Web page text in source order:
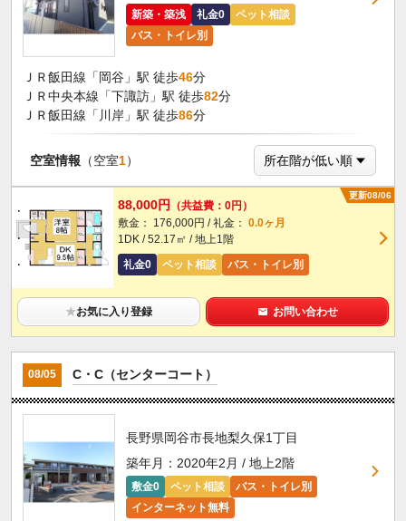
新築・築浅 礼金0
ペット相談
バス・トイレ別
ＪＲ飯田線「岡谷」駅 徒歩46分
ＪＲ中央本線「下諏訪」駅 徒歩82分
ＪＲ飯田線「川岸」駅 徒歩86分
空室情報 （空室1）
更新08/06
88,000円
（共益費：0円）
敷金： 176,000円 / 礼金： 0.0ヶ月
1DK / 52.17㎡ / 地上1階
礼金0
ペット相談 バス・トイレ別
★お気に入り登録 お問い合わせ
08/05 C・C（センターコート）
長野県岡谷市長地梨久保1丁目
築年月：2020年2月 / 地上2階
敷金0 ペット相談
バス・トイレ別
インターネット無料